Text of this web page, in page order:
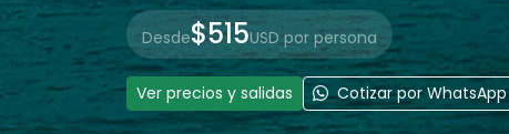
Desde$515USD por persona
Ver precios y salidas Cotizar por WhatsApp